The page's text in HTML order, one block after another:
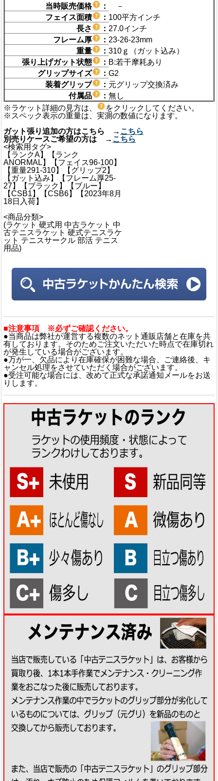
当時販売価格
：
－
フェイス面積
： 100平方インチ
長さ
： 27.0インチ
フレーム厚
： 23-26-23mm
重量
： 310ｇ（ガット込み）
張り上げガット状態
： B:若干摩耗あり
グリップサイズ
： G2
装着グリップ
： 元グリップ交換済み
付属品
： 無し
※ラケット詳細の見方は、
をクリックしてください。
※スペック表示の重量は、実測の数値になります。
ガット張り追加の方はこちら → こちら
別売りケースご希望の方は → こちら
<検索用タグ>
【ランクA】【ランク
ANORMAL】【フェイス96-100】
【重量291-310】【グリップ2】
【ガット込み】【フレーム厚25-
27】【ブラック】【ブルー】
【CSB1】【CSB6】【2023年8月
18日入荷】
<商品分類>
(ラケット 硬式用 中古ラケット 中
古テニスラケット 硬式テニスラケ
ット テニスサークル 部活 テニス
用品)
■注意事項 ※必ずご確認ください。
●当商品は弊社が運営する複数のネット通販店舗と在庫を共
有しております。そのためご注文いただいた時点で在庫切れ
が発生している場合がございます。
●万が一、欠品により在庫確保が困難な場合、ご連絡後、キ
ャンセル処理をさせていただく場合がございます。
●受注可能な場合には、改めて正式な承諾通知メールをお送
りします。